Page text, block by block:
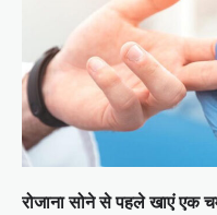
रोजाना सोने से पहले खाएं एक